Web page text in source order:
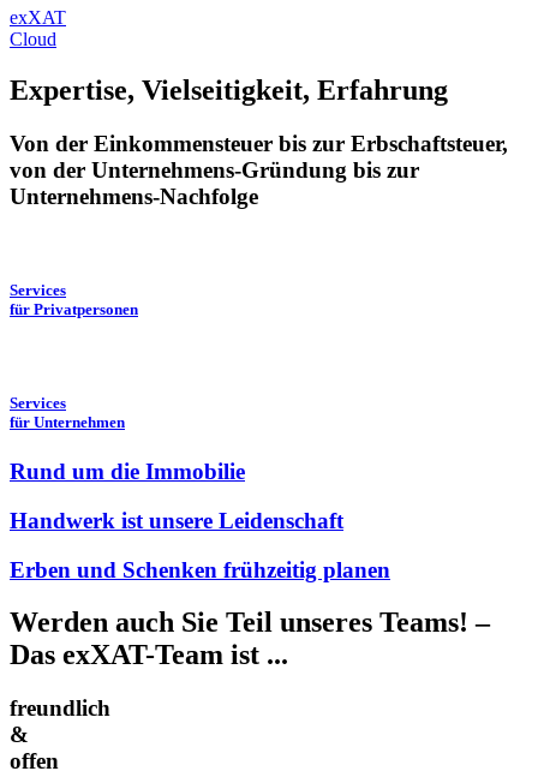
exXAT
Cloud
Expertise, Vielseitigkeit, Erfahrung
Von der Einkommensteuer bis zur Erbschaftsteuer,
von der Unternehmens-Gründung bis zur
Unternehmens-Nachfolge
Services
für Privatpersonen
Services
für Unternehmen
Rund um die Immobilie
Handwerk ist unsere Leidenschaft
Erben und Schenken frühzeitig planen
Werden auch Sie Teil unseres Teams! –
Das exXAT-Team ist ...
freundlich
&
offen